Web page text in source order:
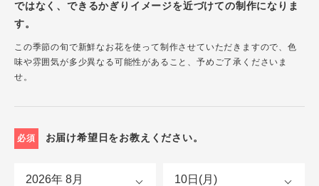
ではなく、できるかぎりイメージを近づけての制作になりま
す。
この季節の旬で新鮮なお花を使って制作させていただきますので、色
味や雰囲気が多少異なる可能性があること、予めご了承くださいま
せ。
必須 お届け希望日をお教えください。